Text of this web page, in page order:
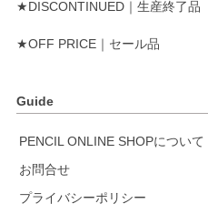
★DISCONTINUED｜生産終了品
★OFF PRICE｜セール品
Guide
PENCIL ONLINE SHOPについて
お問合せ
プライバシーポリシー